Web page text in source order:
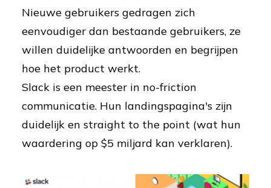
Nieuwe gebruikers gedragen zich
eenvoudiger dan bestaande gebruikers, ze
willen duidelijke antwoorden en begrijpen
hoe het product werkt.
Slack is een meester in no-friction
communicatie. Hun landingspagina's zijn
duidelijk en straight to the point (wat hun
waardering op $5 miljard kan verklaren).